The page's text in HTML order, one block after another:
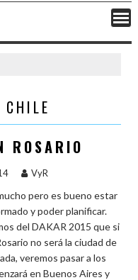
CHILE
ROSARIO
VyR
pero es bueno estar
y poder planificar.
del DAKAR 2015 que si
no será la ciudad de
veremos pasar a los
en Buenos Aires y